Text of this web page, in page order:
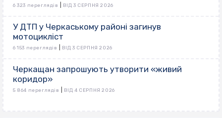
6 323 переглядів ВІД 3 СЕРПНЯ 2026
У ДТП у Черкаському районі загинув
мотоцикліст
6 153 переглядів ВІД 3 СЕРПНЯ 2026
Черкащан запрошують утворити «живий
коридор»
5 864 переглядів ВІД 4 СЕРПНЯ 2026